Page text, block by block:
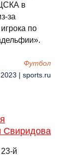
в
за
по
Футбол
| sports.ru
Свиридова
й